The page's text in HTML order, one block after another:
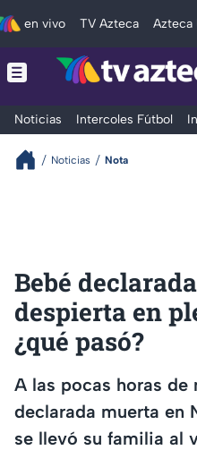
en vivo TV Azteca Azteca
Noticias Intercoles Fútbol
Noticias Nota
Bebé
despierta en
¿qué pasó?
A las pocas horas de
declarada muerta en
se llevó su familia al